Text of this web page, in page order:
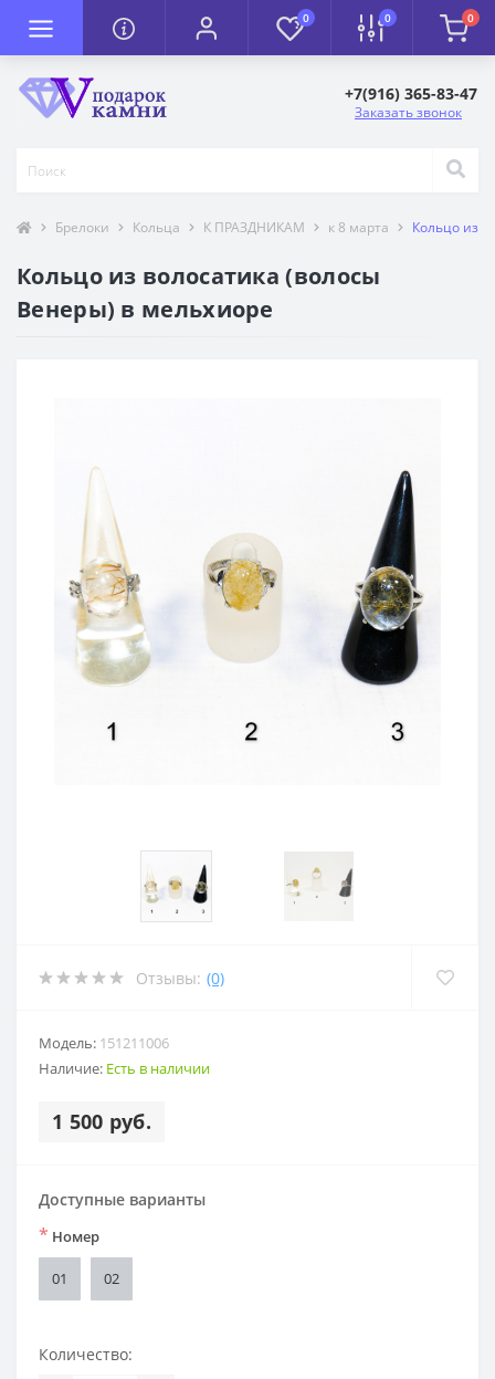
0 0 0
+7(916) 365-83-47
Заказать звонок
Брелоки Кольца К ПРАЗДНИКАМ к 8 марта Кольцо из
Кольцо из волосатика (волосы
Венеры) в мельхиоре
Отзывы: (0)
Модель: 151211006
Наличие: Есть в наличии
1 500 руб.
Доступные варианты
* Номер
01 02
Количество: